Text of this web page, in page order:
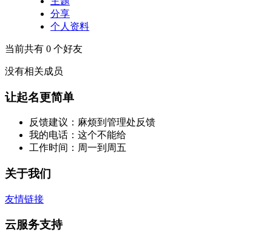
分享
个人资料
当前共有 0 个好友
没有相关成员
让起名更简单
反馈建议：麻烦到管理处反馈
我的电话：这个不能给
工作时间：周一到周五
关于我们
友情链接
云服务支持